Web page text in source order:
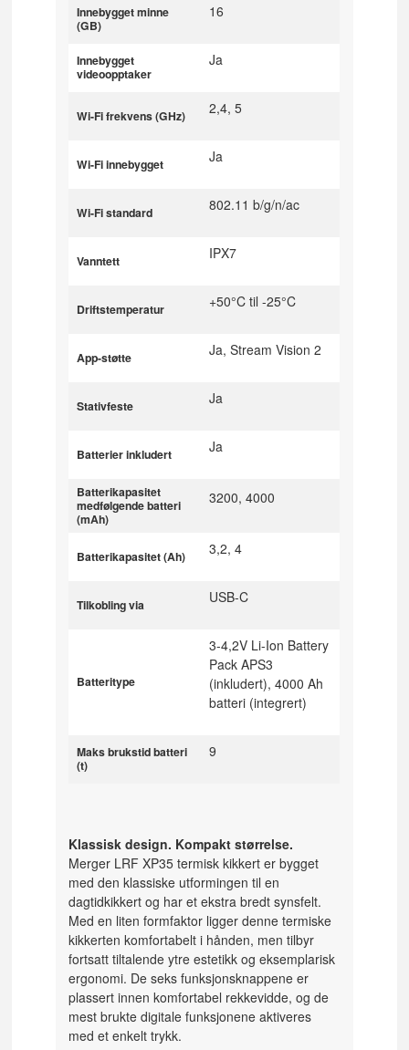
Innebygget minne
(GB)
16
Innebygget
videoopptaker
Ja
Wi-Fi frekvens (GHz) 2,4, 5
Wi-Fi innebygget Ja
Wi-Fi standard 802.11 b/g/n/ac
Vanntett IPX7
Driftstemperatur +50°C til -25°C
App-støtte Ja, Stream Vision 2
Stativfeste Ja
Batterier inkludert Ja
Batterikapasitet
medfølgende batteri
(mAh)
3200, 4000
Batterikapasitet (Ah) 3,2, 4
Tilkobling via USB-C
Batteritype
3-4,2V Li-Ion Battery
Pack APS3
(inkludert), 4000 Ah
batteri (integrert)
Maks brukstid batteri
(t)
9
Klassisk design. Kompakt størrelse.
Merger LRF XP35 termisk kikkert er bygget
med den klassiske utformingen til en
dagtidkikkert og har et ekstra bredt synsfelt.
Med en liten formfaktor ligger denne termiske
kikkerten komfortabelt i hånden, men tilbyr
fortsatt tiltalende ytre estetikk og eksemplarisk
ergonomi. De seks funksjonsknappene er
plassert innen komfortabel rekkevidde, og de
mest brukte digitale funksjonene aktiveres
med et enkelt trykk.